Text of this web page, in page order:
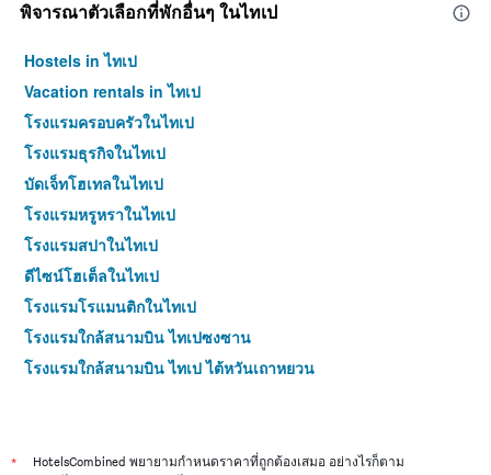
พิจารณาตัวเลือกที่พักอื่นๆ ในไทเป
Hostels in ไทเป
Vacation rentals in ไทเป
โรงแรมครอบครัวในไทเป
โรงแรมธุรกิจในไทเป
บัดเจ็ทโฮเทลในไทเป
โรงแรมหรูหราในไทเป
โรงแรมสปาในไทเป
ดีไซน์โฮเต็ลในไทเป
โรงแรมโรแมนติกในไทเป
โรงแรมใกล้สนามบิน ไทเปซงซาน
โรงแรมใกล้สนามบิน ไทเป ไต้หวันเถาหยวน
*
HotelsCombined พยายามกำหนดราคาที่ถูกต้องเสมอ อย่างไรก็ตาม